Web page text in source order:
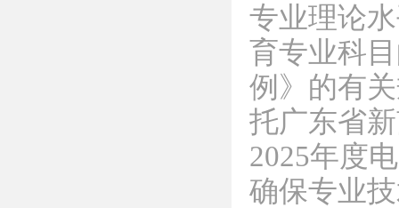
专业理论
育专业科
例》的有
托广东省
2025年度
确保专业